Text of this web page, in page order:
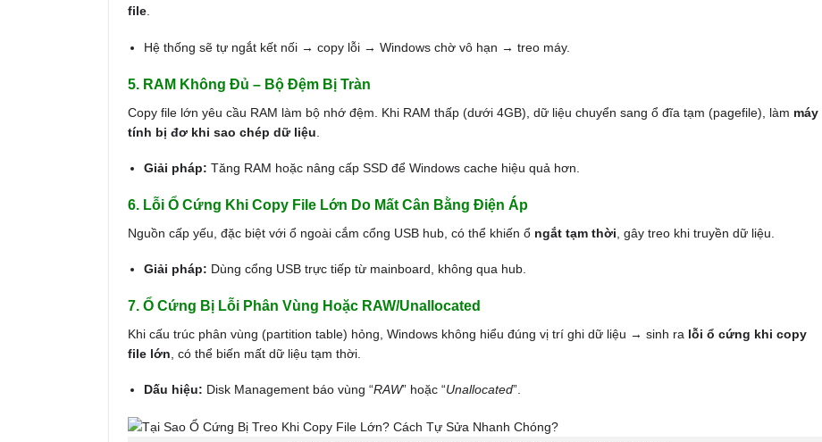
file.
Hệ thống sẽ tự ngắt kết nối → copy lỗi → Windows chờ vô hạn → treo máy.
5. RAM Không Đủ – Bộ Đệm Bị Tràn
Copy file lớn yêu cầu RAM làm bộ nhớ đệm. Khi RAM thấp (dưới 4GB), dữ liệu chuyển sang ổ đĩa tạm (pagefile), làm máy
tính bị đơ khi sao chép dữ liệu
Giải pháp: Tăng RAM hoặc nâng cấp SSD để Windows cache hiệu quả hơn.
6. Lỗi Ổ Cứng Khi Copy File Lớn Do Mất Cân Bằng Điện Áp
Nguồn cấp yếu, đặc biệt với ổ ngoài cắm cổng USB hub, có thể khiến ổ ngắt tạm thời , gây treo khi truyền dữ liệu.
Giải pháp: Dùng cổng USB trực tiếp từ mainboard, không qua hub.
7. Ổ Cứng Bị Lỗi Phân Vùng Hoặc RAW/Unallocated
Khi cấu trúc phân vùng (partition table) hỏng, Windows không hiểu đúng vị trí ghi dữ liệu → sinh ra lỗi ổ cứng khi copy
file lớn , có thể biến mất dữ liệu tạm thời.
Dấu hiệu: Disk Management báo vùng “RAW” hoặc “Unallocated”.